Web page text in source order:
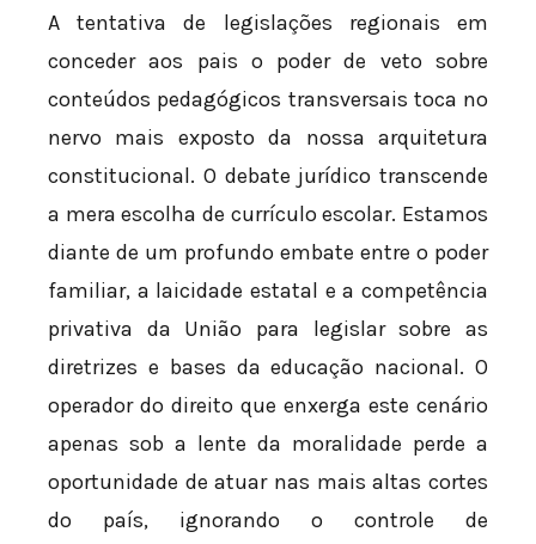
A tentativa de legislações regionais em
conceder aos pais o poder de veto sobre
conteúdos pedagógicos transversais toca no
nervo mais exposto da nossa arquitetura
constitucional. O debate jurídico transcende
a mera escolha de currículo escolar. Estamos
diante de um profundo embate entre o poder
familiar, a laicidade estatal e a competência
privativa da União para legislar sobre as
diretrizes e bases da educação nacional. O
operador do direito que enxerga este cenário
apenas sob a lente da moralidade perde a
oportunidade de atuar nas mais altas cortes
do país, ignorando o controle de